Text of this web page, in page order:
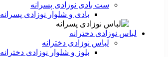
ست بادی نوزادی پسرانه
بادی و شلوار نوزادی پسرانه
لباس نوزادی دخترانه
لباس نوزادی دخترانه
بلوز و شلوار نوزادی دخترانه